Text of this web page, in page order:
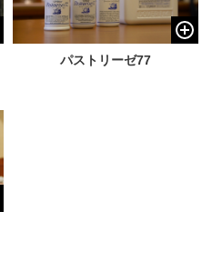
パストリーゼ77